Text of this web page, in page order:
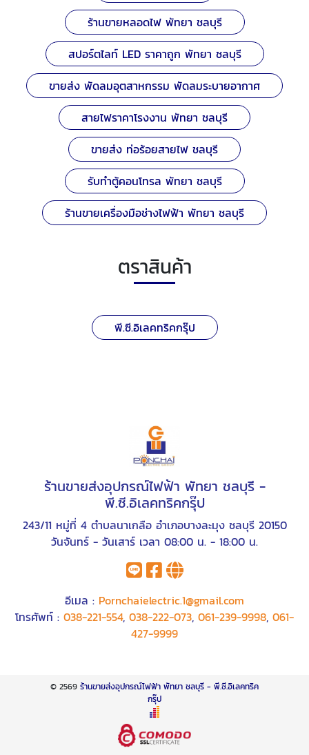
ร้านขายหลอดไฟ พัทยา ชลบุรี
สปอร์ตไลท์ LED ราคาถูก พัทยา ชลบุรี
ขายส่ง พัดลมอุตสาหกรรม พัดลมระบายอากาศ
สายไฟราคาโรงงาน พัทยา ชลบุรี
ขายส่ง ท่อร้อยสายไฟ ชลบุรี
รับทำตู้คอนโทรล พัทยา ชลบุรี
ร้านขายเครื่องมือช่างไฟฟ้า พัทยา ชลบุรี
ตราสินค้า
พี.ซี.อิเลคทริคกรุ๊ป
ร้านขายส่งอุปกรณ์ไฟฟ้า พัทยา ชลบุรี -
พี.ซี.อิเลคทริคกรุ๊ป
243/11 หมู่ที่ 4 ตำบลนาเกลือ อำเภอบางละมุง ชลบุรี 20150
วันจันทร์ - วันเสาร์ เวลา 08:00 น. - 18:00 น.
อีเมล : Pornchaielectric.1@gmail.com
โทรศัพท์ : 038-221-554, 038-222-073, 061-239-9998, 061-
427-9999
© 2569 ร้านขายส่งอุปกรณ์ไฟฟ้า พัทยา ชลบุรี - พี.ซี.อิเลคทริค
กรุ๊ป